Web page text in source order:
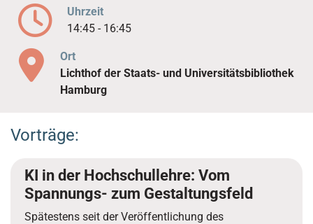
Uhrzeit
14:45 - 16:45
Ort
Lichthof der Staats- und Universitätsbibliothek
Hamburg
Vorträge:
KI in der Hochschullehre: Vom
Spannungs- zum Gestaltungsfeld
Spätestens seit der Veröffentlichung des